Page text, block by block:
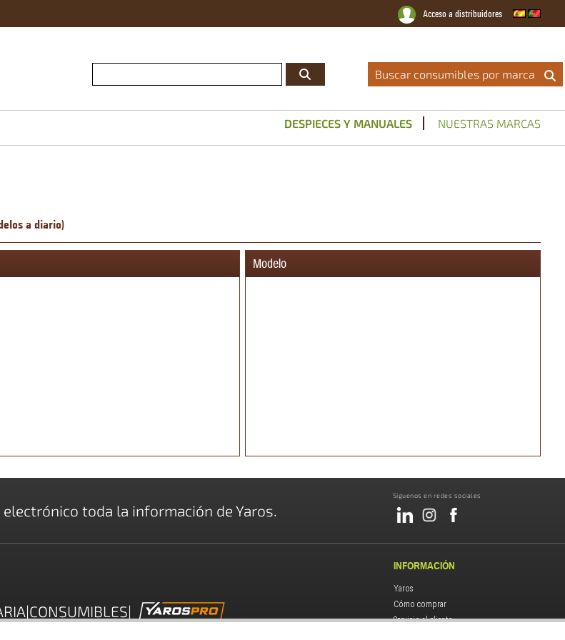
Acceso a distribuidores
Conviértete En Distribuidor Oficial|Catálogos|Servicio Técnico|Noticias|Contacto
Buscar consumibles por marca
DESPIECES Y MANUALES NUESTRAS MARCAS
a diario)
Modelo
toda la información de Yaros.
Síguenos en redes sociales
|CONSUMIBLES|
INFORMACIÓN
Yaros
Cómo comprar
Servicio al cliente